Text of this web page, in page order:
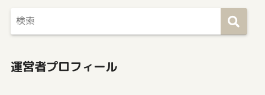
運営者プロフィール